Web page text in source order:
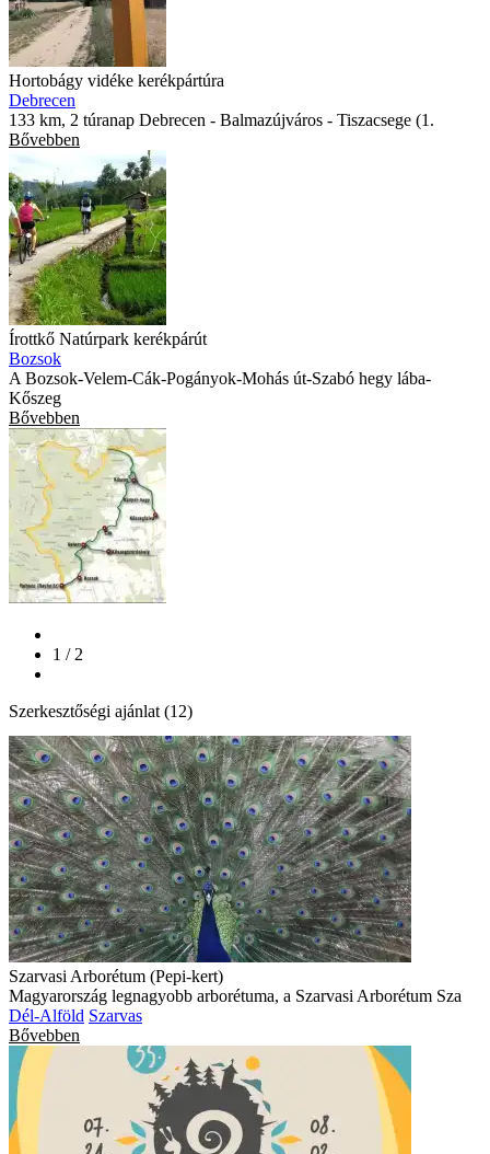
Hortobágy vidéke kerékpártúra
Debrecen
133 km, 2 túranap Debrecen - Balmazújváros - Tiszacsege (1.
Bővebben
Írottkő Natúrpark kerékpárút
Bozsok
A Bozsok-Velem-Cák-Pogányok-Mohás út-Szabó hegy lába-
Kőszeg
Bővebben
1 / 2
Szerkesztőségi ajánlat (12)
Szarvasi Arborétum (Pepi-kert)
Magyarország legnagyobb arborétuma, a Szarvasi Arborétum Sza
Dél-Alföld Szarvas
Bővebben